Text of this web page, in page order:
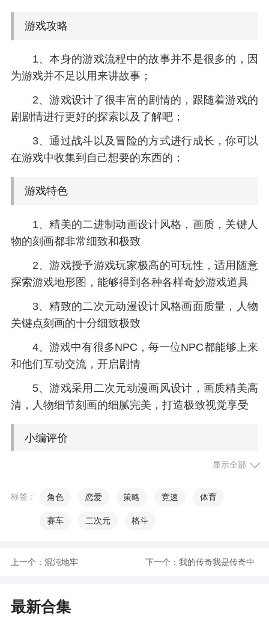
游戏攻略
1、本身的游戏流程中的故事并不是很多的，因
为游戏并不足以用来讲故事；
2、游戏设计了很丰富的剧情的，跟随着游戏的
剧剧情进行更好的探索以及了解吧；
3、通过战斗以及冒险的方式进行成长，你可以
在游戏中收集到自己想要的东西的；
游戏特色
1、精美的二进制动画设计风格，画质，关键人
物的刻画都非常细致和极致
2、游戏授予游戏玩家极高的可玩性，适用随意
探索游戏地形图，能够得到各种各样奇妙游戏道具
3、精致的二次元动漫设计风格画面质量，人物
关键点刻画的十分细致极致
4、游戏中有很多NPC，每一位NPC都能够上来
和他们互动交流，开启剧情
5、游戏采用二次元动漫画风设计，画质精美高
清，人物细节刻画的细腻完美，打造极致视觉享受
小编评价
1、和你喜欢的NPC进行对话，你可以通过帮助
游戏也是一个恋爱游戏哦
显示全部
标签： 角色 恋爱 策略 竞速 体育
赛车 二次元 格斗
上一个： 混沌地牢 下一个： 我的传奇我是传奇中
最新合集